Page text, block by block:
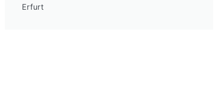
Erfurt